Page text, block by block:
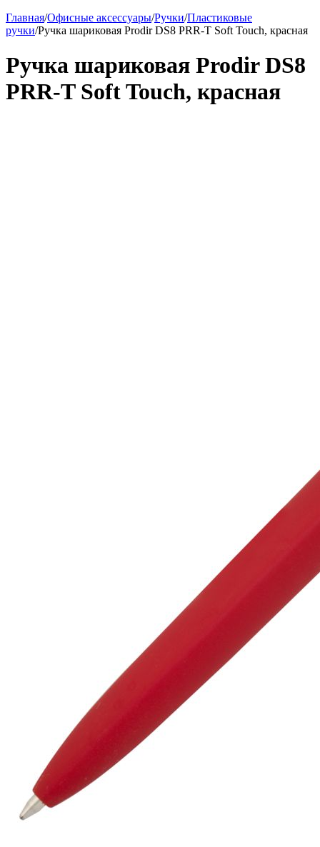
Главная/Офисные аксессуары/Ручки/Пластиковые
ручки/Ручка шариковая Prodir DS8 PRR-T Soft Touch, красная
Ручка шариковая Prodir DS8
PRR-T Soft Touch, красная